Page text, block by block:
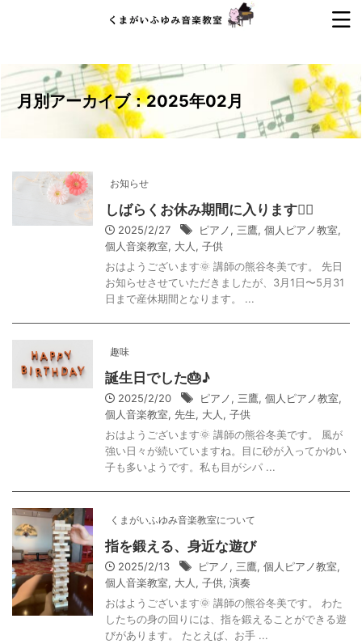
月別アーカイブ：2025年02月
お知らせ
しばらくお休み期間に入ります🙇‍♀️
2025/2/27 ピアノ, 三鷹, 個人ピアノ教室,
個人音楽教室, 大人 , 子供
おはようございます🌞 講師の熊谷冬美です。 先日
お知らせさせていただきましたが、3月1日〜5月31
日まで産休期間となります。 ...
趣味
誕生日でした🎂♪
2025/2/20 ピアノ, 三鷹, 個人ピアノ教室,
個人音楽教室, 先生, 大人 , 子供
おはようございます🌞 講師の熊谷冬美です。 風が
強い日々が続いていますね。目に砂が入ってかゆい
子も多いようです。私も目がシパ ...
くまがいふゆみ音楽教室について
指を鍛える、身近な遊び
2025/2/13 ピアノ, 三鷹, 個人ピアノ教室,
個人音楽教室, 大人 , 子供, 演奏
おはようございます🌞 講師の熊谷冬美です。 わた
したちの身の回りには、指を鍛えることができる遊
びがあります。 たとえば、お手 ...